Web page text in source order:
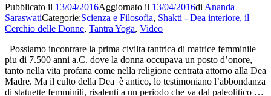
Shakti
Pubblicato il 13/04/2016Aggiornato il 13/04/2016di Ananda
SaraswatiCategorie:Scienza e Filosofia, Shakti - Dea interiore, il
Cerchio delle Donne, Tantra Yoga, Video
Possiamo incontrare la prima civilta tantrica di matrice femminile
piu di 7.500 anni a.C. dove la donna occupava un posto d’onore,
tanto nella vita profana come nella religione centrata attorno alla Dea
Madre. Ma il culto della Dea è antico, lo testimoniano l’abbondanza
di statuette femminili, risalenti a un periodo che va dal paleolitico …